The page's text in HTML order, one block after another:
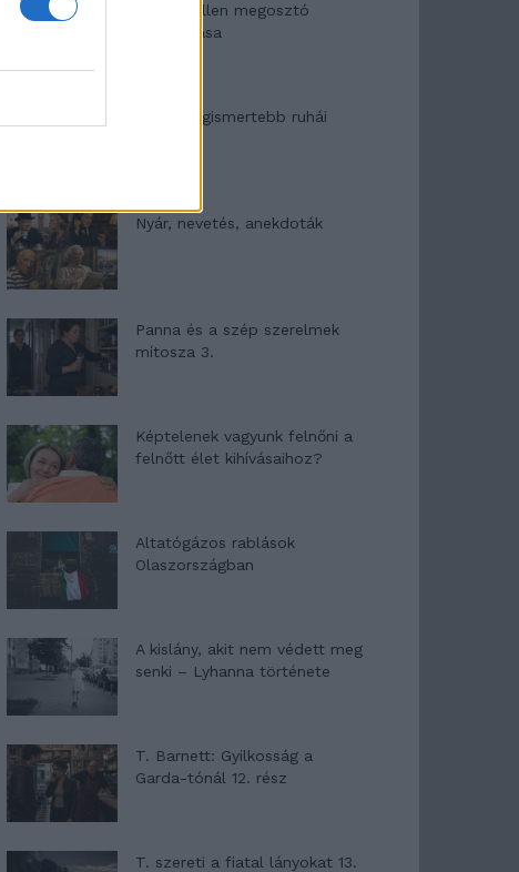
Woody Allen megosztó
zsenialitása
A világ legismertebb ruhái
Nyár, nevetés, anekdoták
Panna és a szép szerelmek
mítosza 3.
Képtelenek vagyunk felnőni a
felnőtt élet kihívásaihoz?
Altatógázos rablások
Olaszországban
A kislány, akit nem védett meg
senki – Lyhanna története
T. Barnett: Gyilkosság a
Garda-tónál 12. rész
T. szereti a fiatal lányokat 13.